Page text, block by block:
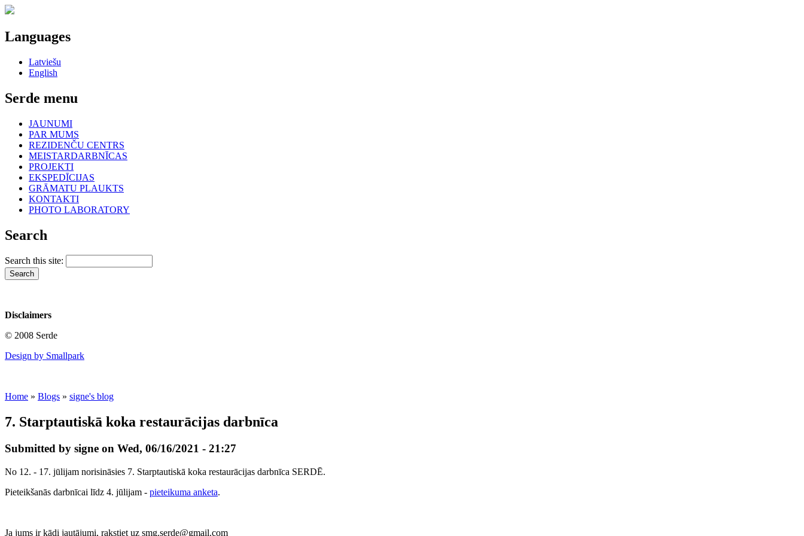
Languages
Latviešu
English
Serde menu
JAUNUMI
PAR MUMS
REZIDENČU CENTRS
MEISTARDARBNĪCAS
PROJEKTI
EKSPEDĪCIJAS
GRĀMATU PLAUKTS
KONTAKTI
PHOTO LABORATORY
Search
Search this site:
Disclaimers
© 2008 Serde
Design by Smallpark
Home » Blogs » signe's blog
7. Starptautiskā koka restaurācijas darbnīca
Submitted by signe on Wed, 06/16/2021 - 21:27
No 12. - 17. jūlijam norisināsies 7. Starptautiskā koka restaurācijas darbnīca SERDĒ.
Pieteikšanās darbnīcai līdz 4. jūlijam - pieteikuma anketa.
Ja jums ir kādi jautājumi, rakstiet uz smg.serde@gmail.com